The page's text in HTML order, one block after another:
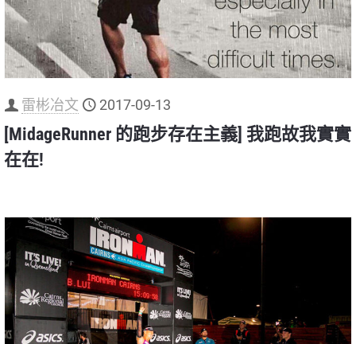
雷彬冶文 2017-09-13
[MidageRunner 的跑步存在主義] 我跑故我實實
在在!